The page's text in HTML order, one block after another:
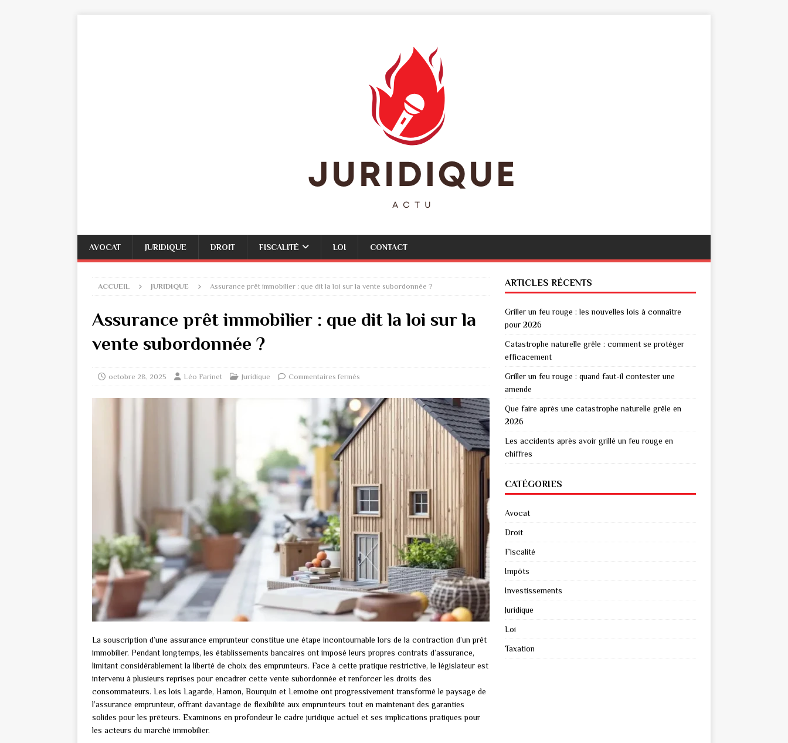
AVOCAT JURIDIQUE DROIT FISCALITÉ LOI CONTACT
ACCUEIL JURIDIQUE Assurance prêt immobilier : que dit la loi sur la vente subordonnée ?
Assurance prêt immobilier : que dit la loi sur la
vente subordonnée ?
octobre 28, 2025 Léo Farinet Juridique Commentaires fermés
La souscription d’une assurance emprunteur constitue une étape incontournable lors de la contraction d’un prêt
immobilier. Pendant longtemps, les établissements bancaires ont imposé leurs propres contrats d’assurance,
limitant considérablement la liberté de choix des emprunteurs. Face à cette pratique restrictive, le législateur est
intervenu à plusieurs reprises pour encadrer cette vente subordonnée et renforcer les droits des
consommateurs. Les lois Lagarde, Hamon, Bourquin et Lemoine ont progressivement transformé le paysage de
l’assurance emprunteur, offrant davantage de flexibilité aux emprunteurs tout en maintenant des garanties
solides pour les prêteurs. Examinons en profondeur le cadre juridique actuel et ses implications pratiques pour
les acteurs du marché immobilier.
ARTICLES RÉCENTS
Griller un feu rouge : les nouvelles lois à connaître
pour 2026
Catastrophe naturelle grêle : comment se protéger
efficacement
Griller un feu rouge : quand faut-il contester une
amende
Que faire après une catastrophe naturelle grêle en
2026
Les accidents après avoir grillé un feu rouge en
chiffres
CATÉGORIES
Avocat
Droit
Fiscalité
Impôts
Investissements
Juridique
Loi
Taxation